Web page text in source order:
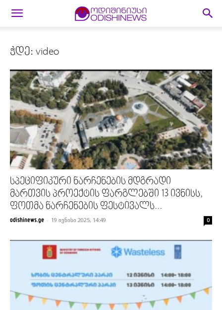
ჭდე: video
სპეციფიკური ნარჩენების მდგრადი
მართვის პროექტის ფარგლებში 13 ივნისს,
ფოთმა ნარჩენების ფესტივალს...
odishinews.ge - 19 ივნისი 2025, 14:49 0